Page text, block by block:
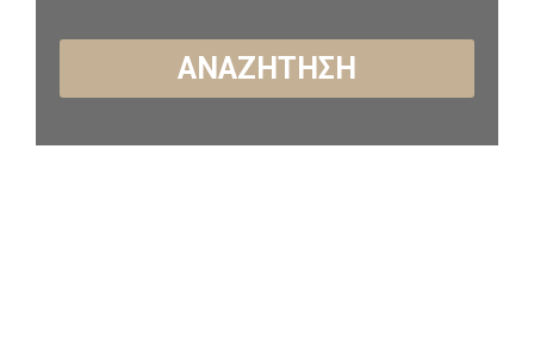
ΑΝΑΖΗΤΗΣΗ